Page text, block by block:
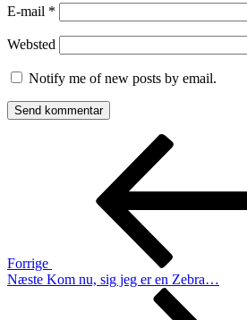
E-mail *
Websted
Notify me of new posts by email.
Indlægsnavigation
Forrige
Næste
Næste Kom nu, sig jeg er en Zebra…